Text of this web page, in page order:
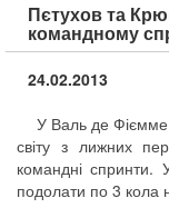
Пєтухов та
командному
24.02.2013
У Валь де Фіємме
світу з лижних
командні спринти.
подолати по 3 кола